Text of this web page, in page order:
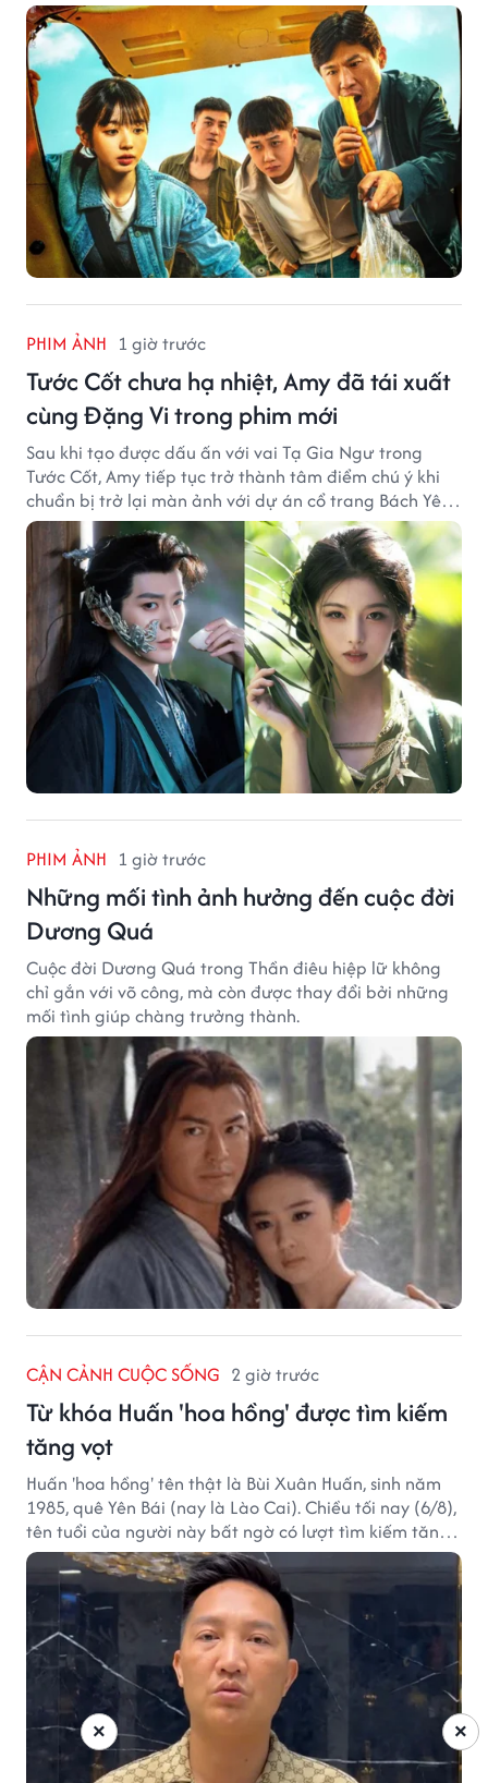
PHIM ẢNH 1 giờ trước
Tước Cốt chưa hạ nhiệt, Amy đã tái xuất
cùng Đặng Vi trong phim mới
Sau khi tạo được dấu ấn với vai Tạ Gia Ngư trong
Tước Cốt, Amy tiếp tục trở thành tâm điểm chú ý khi
chuẩn bị trở lại màn ảnh với dự án cổ trang Bách Yêu
Phổ.
PHIM ẢNH 1 giờ trước
Những mối tình ảnh hưởng đến cuộc đời
Dương Quá
Cuộc đời Dương Quá trong Thần điêu hiệp lữ không
chỉ gắn với võ công, mà còn được thay đổi bởi những
mối tình giúp chàng trưởng thành.
CẬN CẢNH CUỘC SỐNG 2 giờ trước
Từ khóa Huấn 'hoa hồng' được tìm kiếm
tăng vọt
Huấn 'hoa hồng' tên thật là Bùi Xuân Huấn, sinh năm
1985, quê Yên Bái (nay là Lào Cai). Chiều tối nay (6/8),
tên tuổi của người này bất ngờ có lượt tìm kiếm tăng
vọt.
×
×